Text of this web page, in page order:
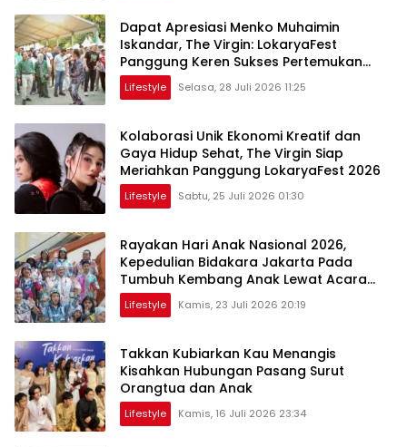
Dapat Apresiasi Menko Muhaimin
Iskandar, The Virgin: LokaryaFest
Panggung Keren Sukses Pertemukan
Kolaborasi Apik
Lifestyle Selasa, 28 Juli 2026 11:25
Kolaborasi Unik Ekonomi Kreatif dan
Gaya Hidup Sehat, The Virgin Siap
Meriahkan Panggung LokaryaFest 2026
Lifestyle Sabtu, 25 Juli 2026 01:30
Rayakan Hari Anak Nasional 2026,
Kepedulian Bidakara Jakarta Pada
Tumbuh Kembang Anak Lewat Acara
Where Hope Begins
Lifestyle Kamis, 23 Juli 2026 20:19
Takkan Kubiarkan Kau Menangis
Kisahkan Hubungan Pasang Surut
Orangtua dan Anak
Lifestyle Kamis, 16 Juli 2026 23:34